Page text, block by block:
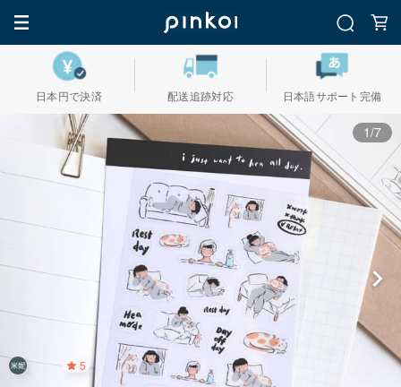
日本円で決済 配送追跡対応 日本語サポート完備
1/7
5